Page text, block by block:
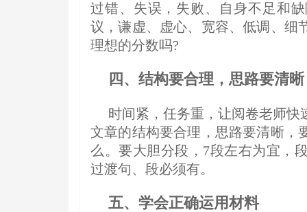
过错、失误，失败、自身不足和
议，谦虚、虚心、宽容、低调、细
理想的分数吗?
四、结构要合理，思路要清晰
时间紧，任务重，让阅卷老师
文章的结构要合理，思路要清晰，
么。要大胆分段，7段左右为宜，
过渡句、段必须有。
五、学会正确运用材料